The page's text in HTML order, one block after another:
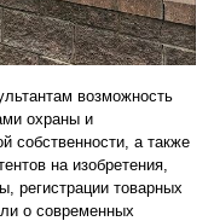
возможность
охраны и
собственности, а также
на изобретения,
регистрации товарных
о современных